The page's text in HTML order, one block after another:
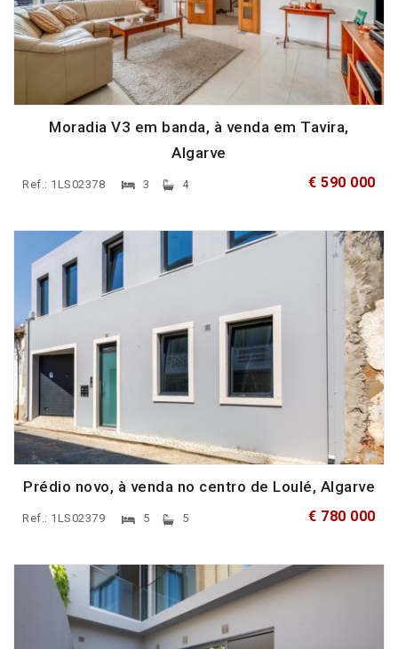
Moradia V3 em banda, à venda em Tavira,
Algarve
Ref.: 1LS02378 3 4 € 590 000
Prédio novo, à venda no centro de Loulé, Algarve
Ref.: 1LS02379 5 5 € 780 000